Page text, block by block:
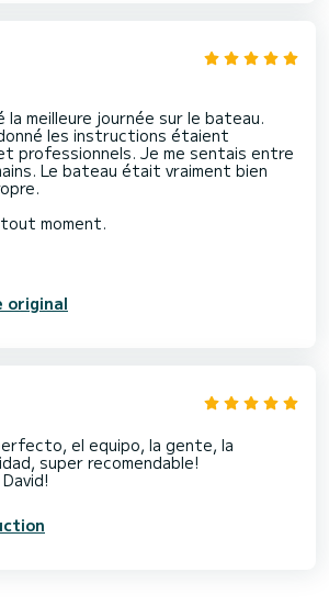
la meilleure journée sur le bateau.
les instructions étaient
professionnels. Je me sentais entre
Le bateau était vraiment bien
moment.
original
el equipo, la gente, la
super recomendable!